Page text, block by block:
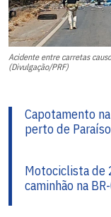
Acidente entre carretas
(Divulgação/PRF)
Capotamento
perto de
Motociclista de
caminhão na